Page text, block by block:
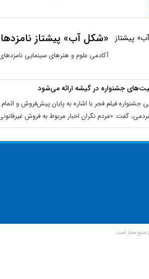
«شکل آب» پیشتاز نامزدها
آکادمی علوم و هنرهای سینمایی
جشنواره فیلم فجر با اشاره به پایان پیش‌فروش و
گفت: «مردم نگران اخبار مربوط به فروش
منبع مجاز است .